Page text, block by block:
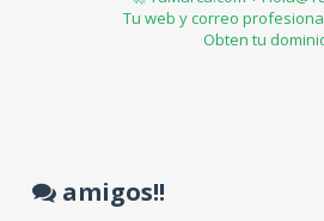
Tu web y correo
Obten tu
amigos!!